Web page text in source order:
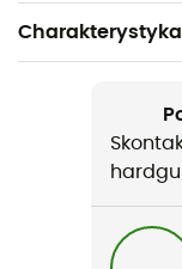
Nazwa produktu